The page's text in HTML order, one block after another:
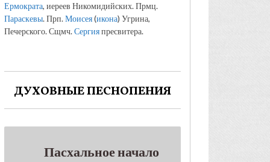
Ермократа, иереев Никомидийских. Прмц.
Параскевы. Прп.Моисея(икона) Угрина,
Печерского. Сщмч.Сергияпресвитера.
ДУХОВНЫЕ ПЕСНОПЕНИЯ
Пасхальное начало